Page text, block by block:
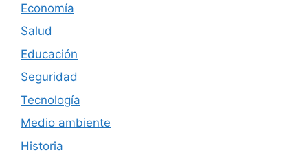
Economía
Salud
Educación
Seguridad
Tecnología
Medio ambiente
Historia